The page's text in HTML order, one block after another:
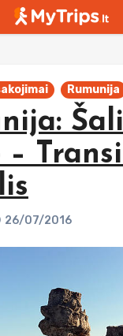
Rumunija
–
26/07/2016